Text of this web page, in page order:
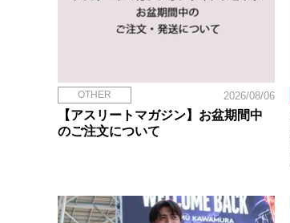
OTHER 2026/08/06
【アスリートマガジン】お盆期間中
のご注文について